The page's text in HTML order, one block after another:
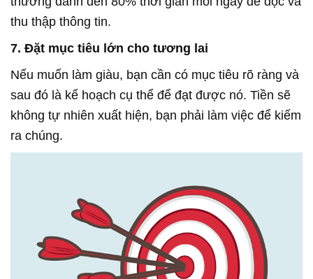
thu thập thông tin.
7. Đặt mục tiêu lớn cho tương lai
Nếu muốn làm giàu, bạn cần có mục tiêu rõ ràng và
sau đó là kế hoạch cụ thể để đạt được nó. Tiền sẽ
không tự nhiên xuất hiện, bạn phải làm việc để kiếm
ra chúng.